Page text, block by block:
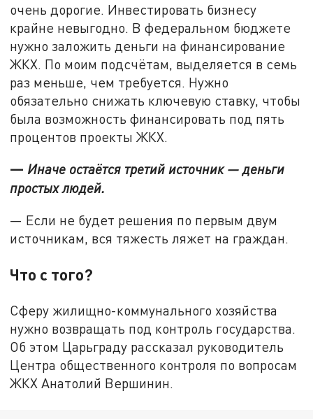
очень дорогие. Инвестировать бизнесу
крайне невыгодно. В федеральном бюджете
нужно заложить деньги на финансирование
ЖКХ. По моим подсчётам, выделяется в семь
раз меньше, чем требуется. Нужно
обязательно снижать ключевую ставку, чтобы
была возможность финансировать под пять
процентов проекты ЖКХ.
— Иначе остаётся третий источник — деньги
простых людей.
— Если не будет решения по первым двум
источникам, вся тяжесть ляжет на граждан.
Что с того?
Сферу жилищно-коммунального хозяйства
нужно возвращать под контроль государства.
Об этом Царьграду рассказал руководитель
Центра общественного контроля по вопросам
ЖКХ Анатолий Вершинин.